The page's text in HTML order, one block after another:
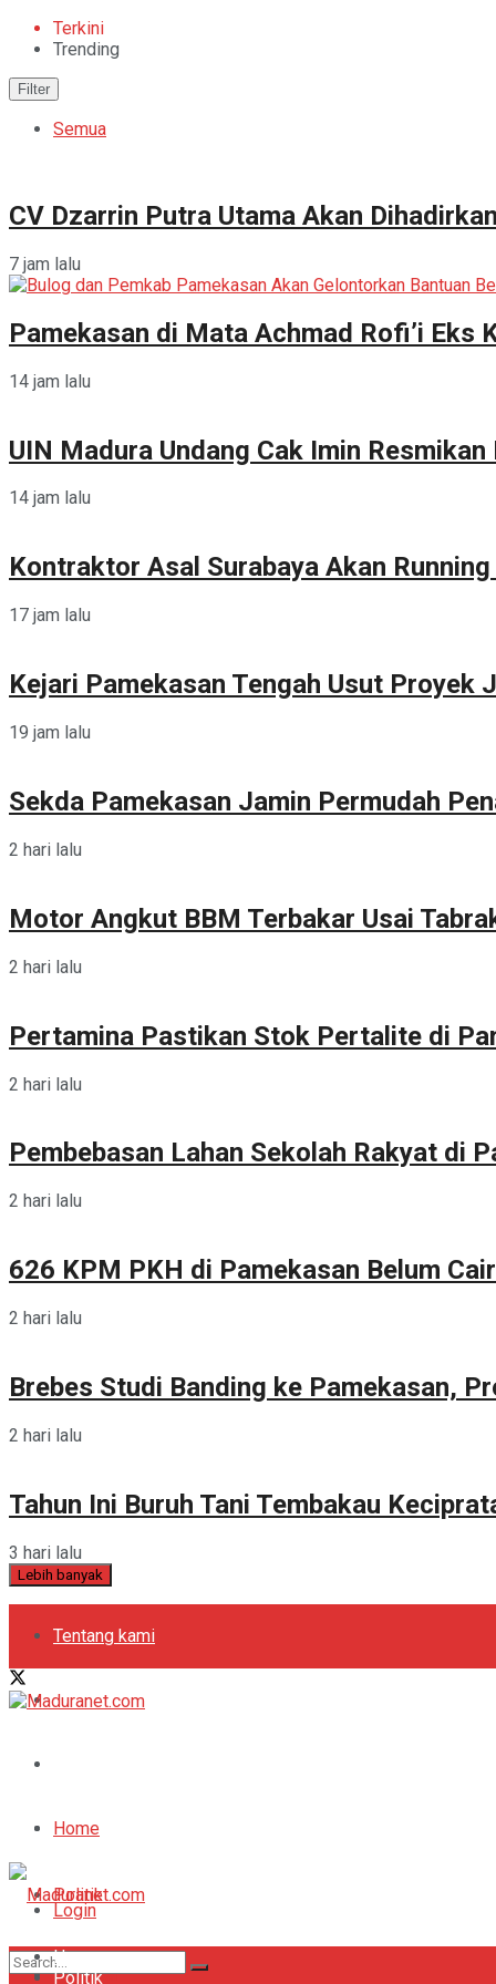
Terkini
Trending
Filter
Semua
CV Dzarrin Putra Utama Akan
7 jam lalu
Pamekasan di Mata Achmad Rofi’i Eks
14 jam lalu
UIN Madura Undang Cak Imin
14 jam lalu
Kontraktor Asal Surabaya Akan
17 jam lalu
Kejari Pamekasan Tengah Usut Proyek
19 jam lalu
Sekda Pamekasan Jamin Permudah
2 hari lalu
Motor Angkut BBM Terbakar Usai
2 hari lalu
Pertamina Pastikan Stok Pertalite di
2 hari lalu
Pembebasan Lahan Sekolah Rakyat di
2 hari lalu
626 KPM PKH di Pamekasan Belum
2 hari lalu
Brebes Studi Banding ke Pamekasan,
2 hari lalu
Tahun Ini Buruh Tani Tembakau
3 hari lalu
Lebih banyak
Tentang kami
Kebijakan Privasi
Periklanan
Login
Register
Home
Politik
Bola
Home
Politik